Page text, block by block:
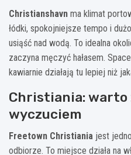
Christianshavn ma klimat
łódki, spokojniejsze tempo i
usiąść nad wodą. To idealna
zaczyna męczyć hałasem.
kawiarnie działają tu lepiej niż
Christiania: warto
wyczuciem
Freetown Christiania jest
odbiorze. To miejsce działa na